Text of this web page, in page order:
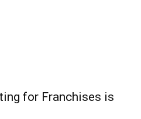
for Franchises is